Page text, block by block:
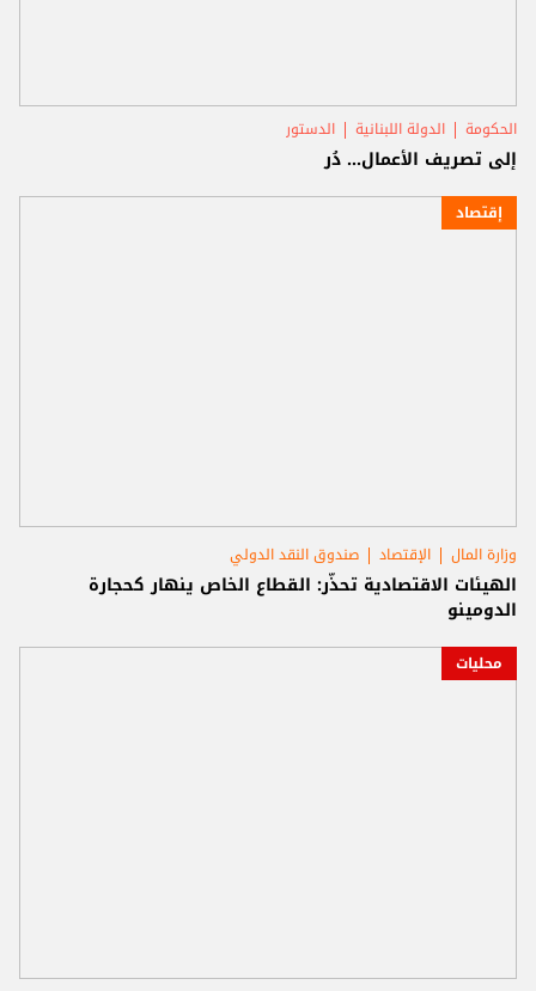
الحكومة الدولة اللبنانية الدستور
إلى تصريف الأعمال... دُر
إقتصاد
وزارة المال الإقتصاد صندوق النقد الدولي
الهيئات الاقتصادية تحذّر: القطاع الخاص ينهار كحجارة
الدومينو
محليات